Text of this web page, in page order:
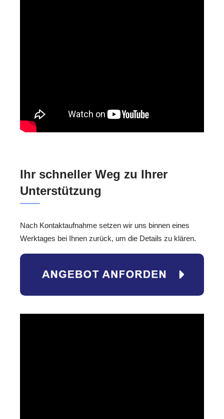
Ihr schneller Weg zu Ihrer
Unterstützung
Nach Kontaktaufnahme setzen wir uns binnen eines
Werktages bei Ihnen zurück, um die Details zu klären.